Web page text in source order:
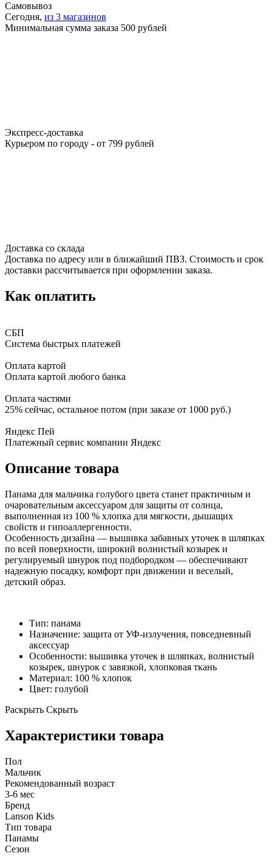
Самовывоз
Сегодня, из 3 магазинов
Минимальная сумма заказа 500 рублей
Экспресс-доставка
Курьером по городу - от 799 рублей
Доставка со склада
Доставка по адресу или в ближайший ПВЗ. Стоимость и срок
доставки рассчитывается при оформлении заказа.
Как оплатить
СБП
Система быстрых платежей
Оплата картой
Оплата картой любого банка
Оплата частями
25% сейчас, остальное потом (при заказе от 1000 руб.)
Яндекс Пей
Платежный сервис компании Яндекс
Описание товара
Панама для мальчика голубого цвета станет практичным и
очаровательным аксессуаром для защиты от солнца,
выполненная из 100 % хлопка для мягкости, дышащих
свойств и гипоаллергенности.
Особенность дизайна — вышивка забавных уточек в шляпках
по всей поверхности, широкий волнистый козырек и
регулируемый шнурок под подбородком — обеспечивают
надежную посадку, комфорт при движении и веселый,
детский образ.
Тип: панама
Назначение: защита от УФ-излучения, повседневный
аксессуар
Особенности: вышивка уточек в шляпках, волнистый
козырек, шнурок с завязкой, хлопковая ткань
Материал: 100 % хлопок
Цвет: голубой
Раскрыть Скрыть
Характеристики товара
Пол
Мальчик
Рекомендованный возраст
3-6 мес
Бренд
Lanson Kids
Тип товара
Панамы
Сезон